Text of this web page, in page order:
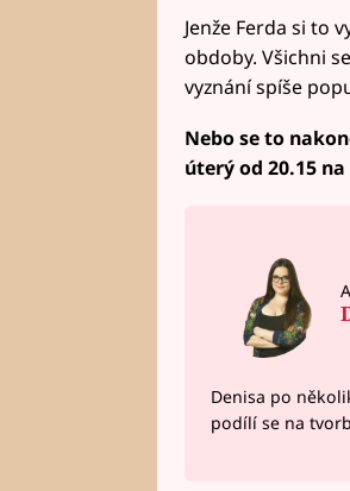
Jenže Ferda si to
obdoby. Všichni
vyznání spíše
Nebo se to
úterý od 20.15
Denisa po
podílí se na